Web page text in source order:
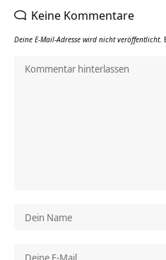
Keine Kommentare
Deine E-Mail-Adresse wird nicht veröffentlicht.